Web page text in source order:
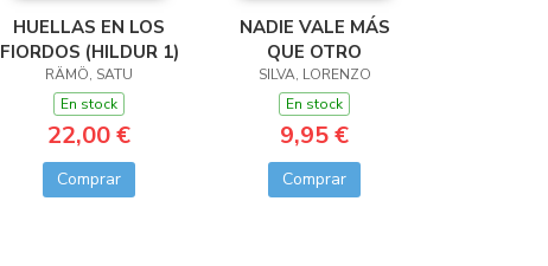
HUELLAS EN LOS
FIORDOS (HILDUR 1)
RÄMÖ, SATU
En stock
22,00 €
Comprar
NADIE VALE MÁS
QUE OTRO
SILVA, LORENZO
En stock
9,95 €
Comprar